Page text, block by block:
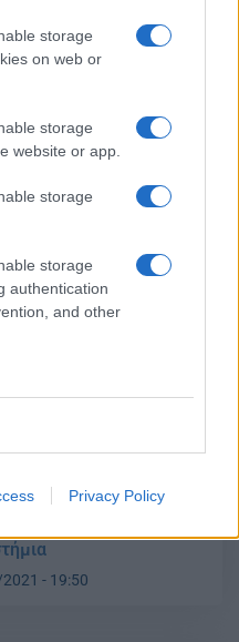
storage
on web or
storage
website or app.
storage
storage
authentication
and other
Privacy Policy
- 13:05
για ΑΣΟΕΕ: Θα
οι δράστες
- 20:02
θα γίνει με την
στην Αρχαία Ολυμπία
- 19:50